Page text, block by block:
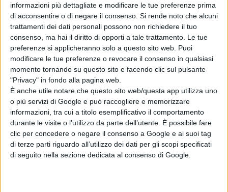
informazioni più dettagliate e modificare le tue preferenze prima
di acconsentire o di negare il consenso. Si rende noto che alcuni
trattamenti dei dati personali possono non richiedere il tuo
consenso, ma hai il diritto di opporti a tale trattamento. Le tue
preferenze si applicheranno solo a questo sito web. Puoi
modificare le tue preferenze o revocare il consenso in qualsiasi
momento tornando su questo sito e facendo clic sul pulsante
"Privacy" in fondo alla pagina web.
È anche utile notare che questo sito web/questa app utilizza uno
o più servizi di Google e può raccogliere e memorizzare
informazioni, tra cui a titolo esemplificativo il comportamento
durante le visite o l’utilizzo da parte dell’utente. È possibile fare
clic per concedere o negare il consenso a Google e ai suoi tag
di terze parti riguardo all’utilizzo dei dati per gli scopi specificati
di seguito nella sezione dedicata al consenso di Google.